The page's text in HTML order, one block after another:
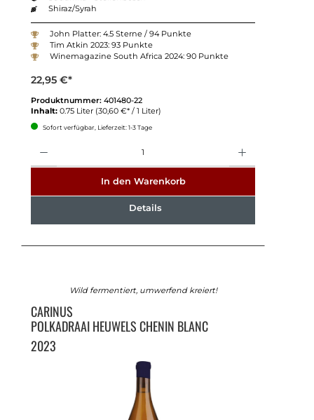
Shiraz/Syrah
John Platter: 4.5 Sterne / 94 Punkte
Tim Atkin 2023: 93 Punkte
Winemagazine South Africa 2024: 90 Punkte
22,95 €*
Produktnummer: 401480-22
Inhalt: 0.75 Liter (30,60 €* / 1 Liter)
Sofort verfügbar, Lieferzeit: 1-3 Tage
In den Warenkorb
Details
Wild fermentiert, umwerfend kreiert!
CARINUS
POLKADRAAI HEUWELS CHENIN BLANC
2023